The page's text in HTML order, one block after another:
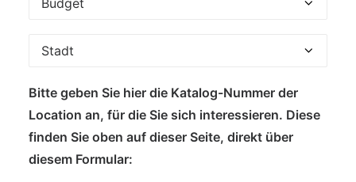
Bitte geben Sie hier die Katalog-Nummer der
Location an, für die Sie sich interessieren. Diese
finden Sie oben auf dieser Seite, direkt über
diesem Formular: